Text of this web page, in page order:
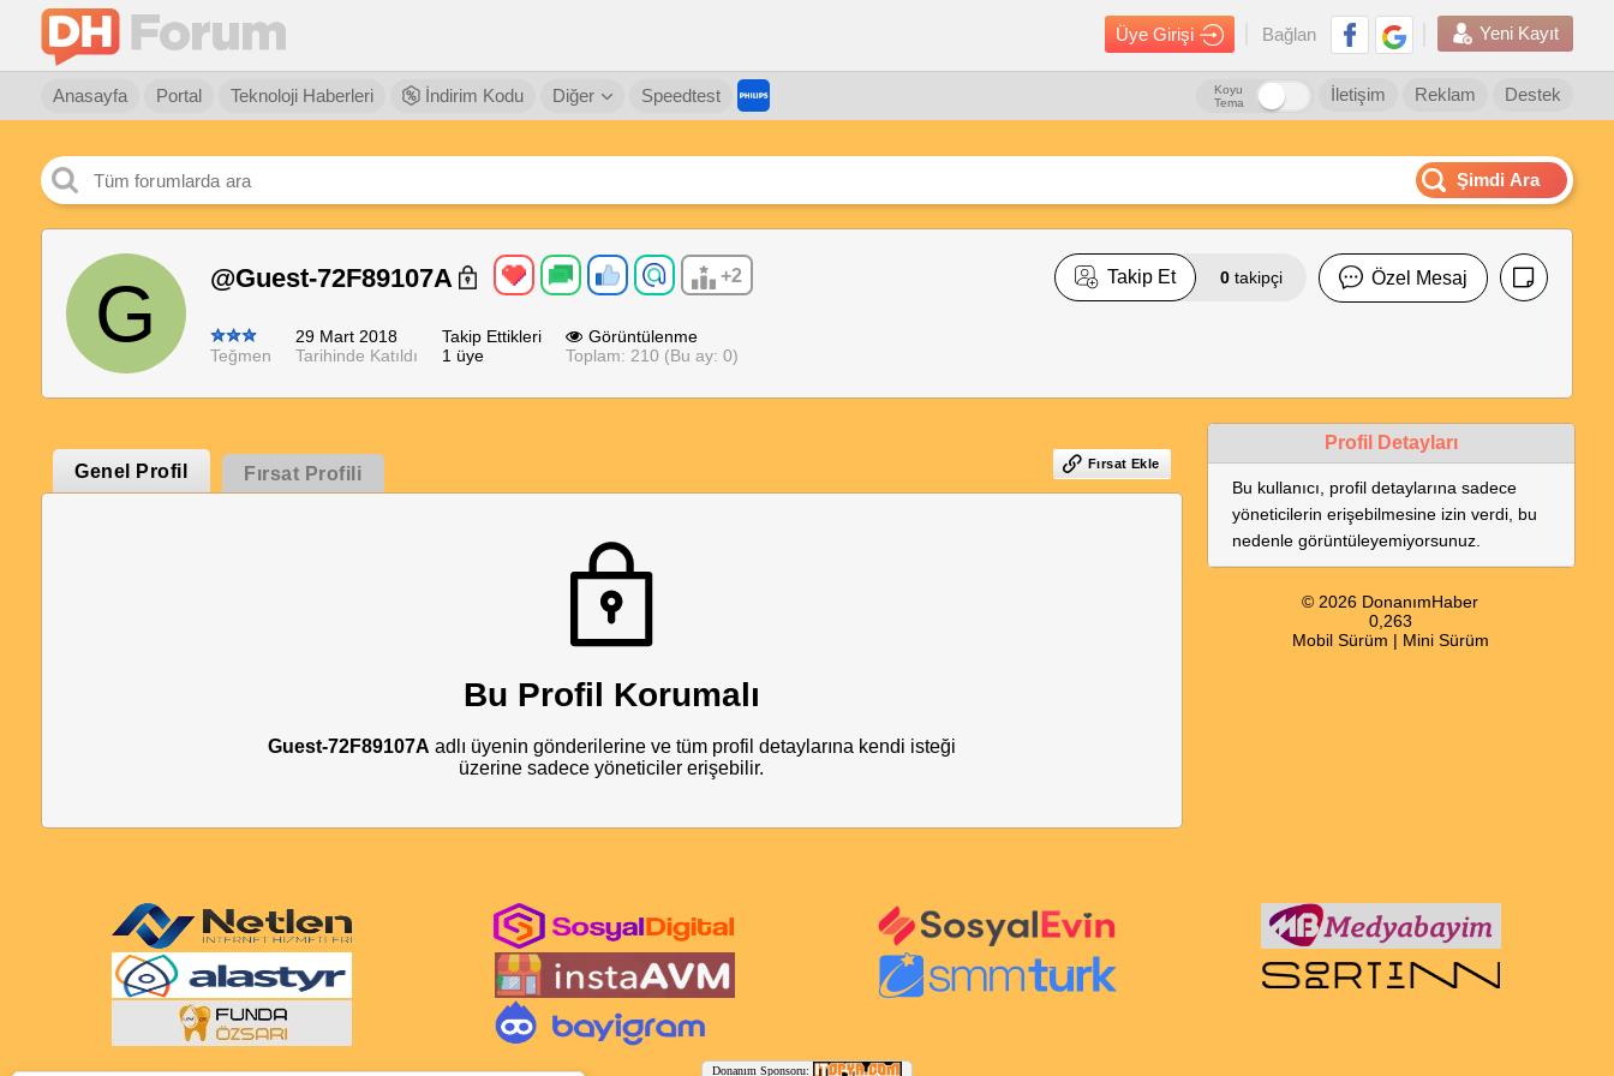
Üye Girişi Bağlan Yeni Kayıt
Anasayfa Portal Teknoloji Haberleri İndirim Kodu Diğer Speedtest Destek
Reklam
İletişim
Koyu
Tema
Şimdi Ara
G @Guest-72F89107A +2 Takip Et 0 takipçi Özel Mesaj
Teğmen
29 Mart 2018
Tarihinde Katıldı
Takip Ettikleri
1 üye
Görüntülenme
Toplam: 210 (Bu ay: 0)
Genel Profil Fırsat Profili Fırsat Ekle
Bu Profil Korumalı
Guest-72F89107A adlı üyenin gönderilerine ve tüm profil detaylarına kendi isteği
üzerine sadece yöneticiler erişebilir.
Profil Detayları
Bu kullanıcı, profil detaylarına sadece
yöneticilerin erişebilmesine izin verdi, bu
nedenle görüntüleyemiyorsunuz.
© 2026 DonanımHaber
0,263
Mobil Sürüm | Mini Sürüm
Donanım Sponsoru: